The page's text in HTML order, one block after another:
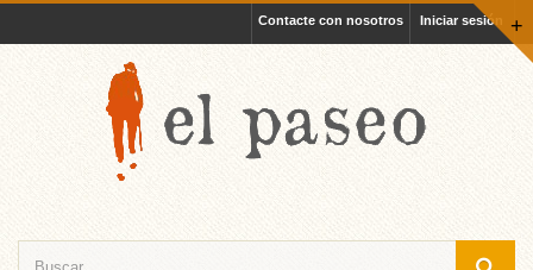
+
Iniciar sesión
Contacte con nosotros